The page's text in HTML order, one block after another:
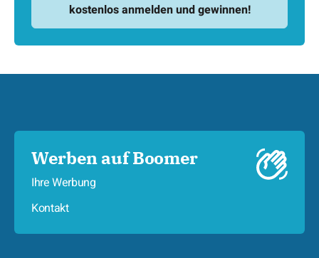
Werben auf Boomer
Ihre Werbung
Kontakt